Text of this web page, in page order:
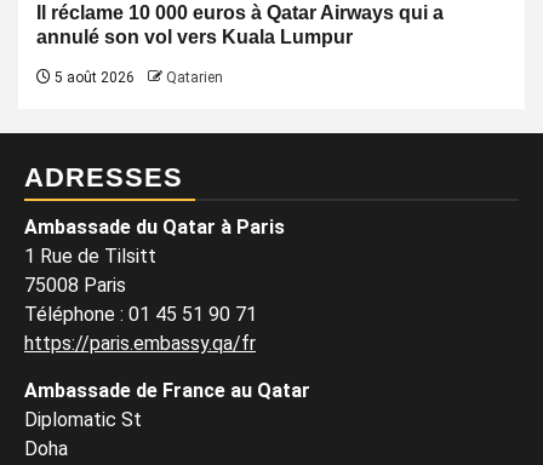
Il réclame 10 000 euros à Qatar Airways qui a
annulé son vol vers Kuala Lumpur
5 août 2026 Qatarien
ADRESSES
Ambassade du Qatar à Paris
1 Rue de Tilsitt
75008 Paris
Téléphone : 01 45 51 90 71
https://paris.embassy.qa/fr
Ambassade de France au Qatar
Diplomatic St
Doha